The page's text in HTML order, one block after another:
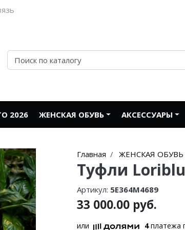
2026 ЖЕНСКАЯ ОБУВЬ АКСЕССУАРЫ
Главная ЖЕНСКАЯ ОБУВЬ
Туфли Loriblu
Артикул: 5E364M4689
33 000.00 руб.
или 4платежа